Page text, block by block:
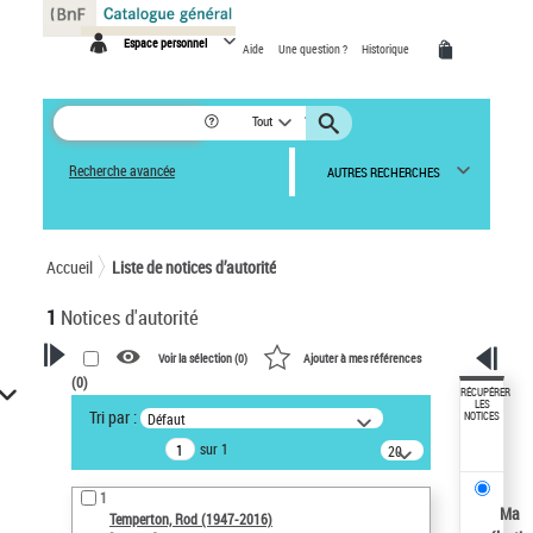
Espace personnel Aide Une question ? Historique
Tout
Recherche avancée AUTRES RECHERCHES
Accueil Liste de notices d’autorité
1 Notices d'autorité
VOTRE RECHERCHE
Recherche avancée dans les
notices d’autorité
Œuvres liées à l'auteur :
Temperton, Rod (1947-2016)
Voir la sélection (0) Ajouter à mes références
(0)
Tri par : Défaut
sur 1
20
résultats/page
1
Temperton, Rod (1947-2016)
RÉCUPÉRER
LES
NOTICES
Ma
Panneau de gestion des cookies